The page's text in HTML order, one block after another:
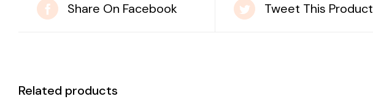
Share On Facebook Tweet This Product
Related products